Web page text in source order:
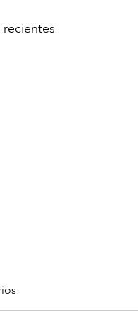
recientes